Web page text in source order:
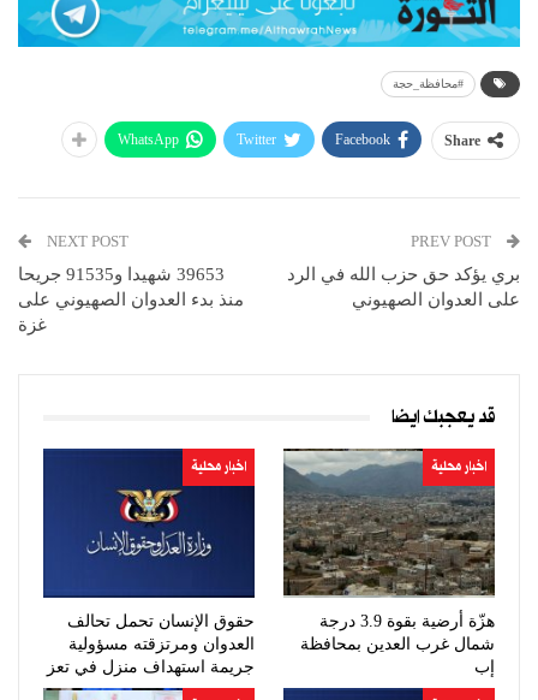
#محافظة_حجة
Share
Facebook
Twitter
WhatsApp
بري يؤكد حق حزب الله في الرد
على العدوان الصهيوني
NEXT POST
39653 شهيدا و91535 جريحا
منذ بدء العدوان الصهيوني على
غزة
قد يعجبك ايضا
اخبار محلية
هزّة أرضية بقوة 3.9 درجة
شمال غرب العدين بمحافظة
إب
اخبار محلية
حقوق الإنسان تحمل تحالف
العدوان ومرتزقته مسؤولية
جريمة استهداف منزل في تعز